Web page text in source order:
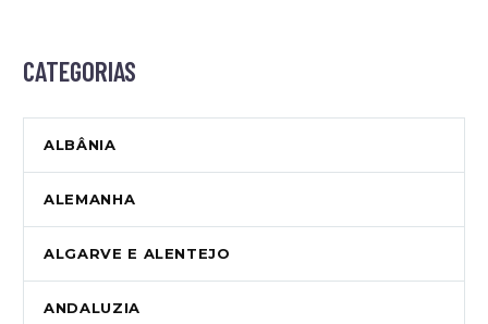
CATEGORIAS
ALBÂNIA
ALEMANHA
ALGARVE E ALENTEJO
ANDALUZIA